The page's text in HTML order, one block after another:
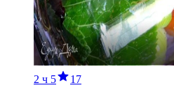
2 ч 5 17